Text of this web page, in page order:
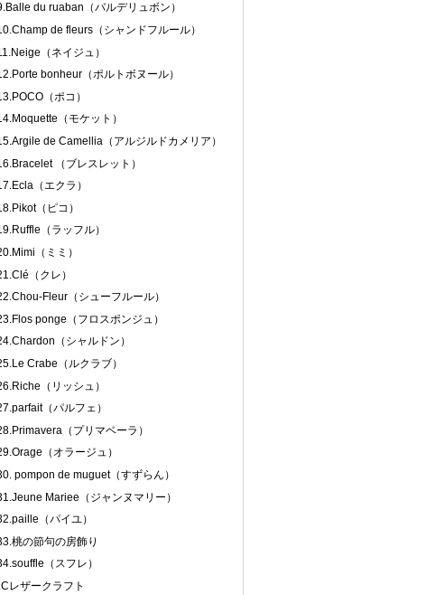
du ruaban（バルデリュボン）
de fleurs（シャンドフルール）
（ネイジュ）
bonheur（ポルトボヌール）
（ポコ）
（モケット）
de Camellia（アルジルドカメリア）
（ブレスレット）
（エクラ）
（ピコ）
（ラッフル）
（ミミ）
（クレ）
Fleur（シューフルール）
ponge（フロスポンジュ）
（シャルドン）
Crabe（ルクラブ）
（リッシュ）
（パルフェ）
（プリマベーラ）
（オラージュ）
pompon de muguet（すずらん）
Mariee（ジャンヌマリー）
（パイユ）
桃の節句の房飾り
（スフレ）
レザークラフト